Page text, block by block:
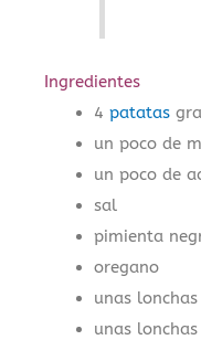
Ingredientes
4patatas
un poco de
un poco de
sal
pimienta
oregano
unas
unas